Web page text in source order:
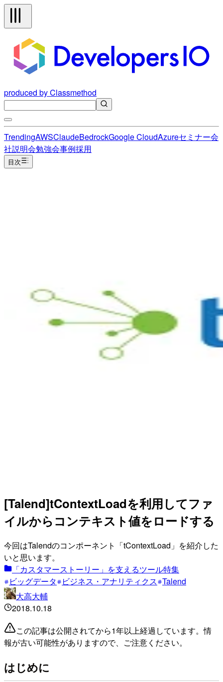
produced by Classmethod
TrendingAWSClaudeBedrockGoogle CloudAzureセミナー会
社説明会勉強会事例採用
目次
[Talend]tContextLoadを利用してファ
イルからコンテキスト値をロードする
今回はTalendのコンポーネント「tContextLoad」を紹介した
いと思います。
「カスタマーストーリー」を支えるツール特集
ビッグデータ
ビジネス・アナリティクス Talend
大高大輔
2018.10.18
この記事は公開されてから1年以上経過しています。情
報が古い可能性がありますので、ご注意ください。
はじめに